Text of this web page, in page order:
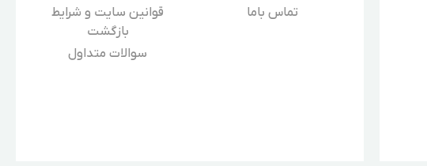
تماس باما
قوانین سایت و شرایط
بازگشت
سوالات متداول